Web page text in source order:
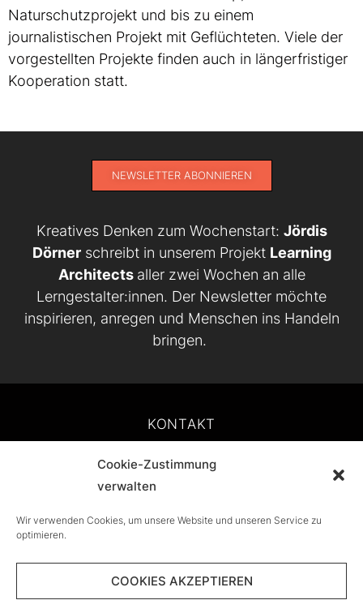
Cookie-Zustimmung
verwalten
Wir verwenden Cookies, um unsere Website und unseren Service zu
optimieren.
COOKIES AKZEPTIEREN
Naturschutzprojekt und bis zu einem
journalistischen Projekt mit Geflüchteten. Viele der
vorgestellten Projekte finden auch in längerfristiger
Kooperation statt.
NEWSLETTER ABONNIEREN
Kreatives Denken zum Wochenstart: Jördis
Dörnerschreibt in unserem Projekt Learning
Architects aller zwei Wochen an alle
Lerngestalter:innen. Der Newsletter möchte
inspirieren, anregen und Menschen ins Handeln
bringen.
KONTAKT
IMPRESSUM
DATENSCHUTZ